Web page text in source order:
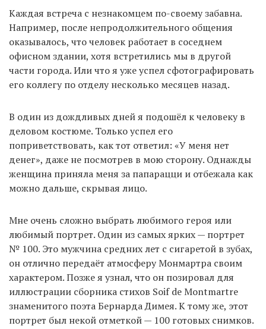
Каждая встреча с незнакомцем по-своему забавна.
Например, после непродолжительного общения
оказывалось, что человек работает в соседнем
офисном здании, хотя встретились мы в другой
части города. Или что я уже успел сфотографировать
его коллегу по отделу несколько месяцев назад.
В один из дождливых дней я подошёл к человеку в
деловом костюме. Только успел его
поприветствовать, как тот ответил: «У меня нет
денег», даже не посмотрев в мою сторону. Однажды
женщина приняла меня за папарацци и отбежала как
можно дальше, скрывая лицо.
Мне очень сложно выбрать любимого героя или
любимый портрет. Один из самых ярких — портрет
№ 100. Это мужчина средних лет с сигаретой в зубах,
он отлично передаёт атмосферу Монмартра своим
характером. Позже я узнал, что он позировал для
иллюстрации сборника стихов Soif de Montmartre
знаменитого поэта Бернарда Димея. К тому же, этот
портрет был некой отметкой — 100 готовых снимков.